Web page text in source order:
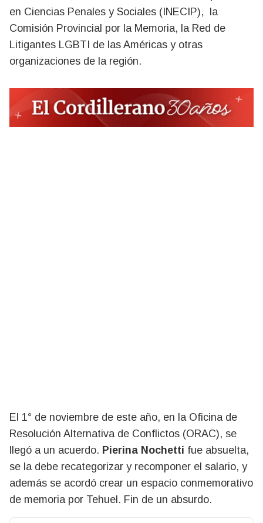
en Ciencias Penales y Sociales (INECIP), la
Comisión Provincial por la Memoria, la Red de
Litigantes LGBTI de las Américas y otras
organizaciones de la región.
El 1° de noviembre de este año, en la Oficina de
Resolución Alternativa de Conflictos (ORAC), se
llegó a un acuerdo. Pierina Nochetti fue absuelta,
se la debe recategorizar y recomponer el salario, y
además se acordó crear un espacio conmemorativo
de memoria por Tehuel. Fin de un absurdo.